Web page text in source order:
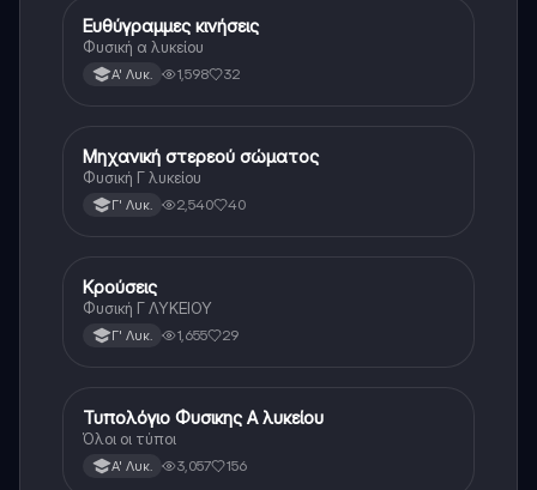
Φυσική
Ευθύγραμμες κινήσεις
Φυσική α λυκείου
Α' Λυκ. 1,598 32
Φυσική
Μηχανική στερεού σώματος
Φυσική Γ λυκείου
Γ' Λυκ. 2,540 40
Φυσική
Κρούσεις
Φυσική Γ ΛΥΚΕΙΟΥ
Γ' Λυκ. 1,655 29
Φυσική
Τυπολόγιο Φυσικης Α λυκείου
Όλοι οι τύποι
Α' Λυκ. 3,057 156